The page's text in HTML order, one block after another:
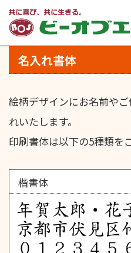
名入れ書体
絵柄デザインにお名前や
れいたします。
印刷書体は以下の5種類を
楷書体